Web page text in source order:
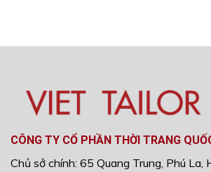
CÔNG TY CỔ PHẦN THỜI TRANG
Chủ sở chính: 65 Quang Trung, Phú La,